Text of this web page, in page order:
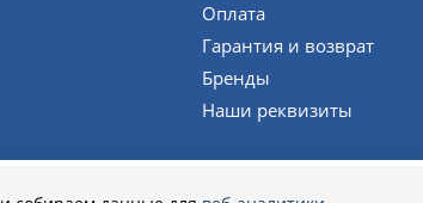
Оплата
Гарантия и возврат
Бренды
Наши реквизиты